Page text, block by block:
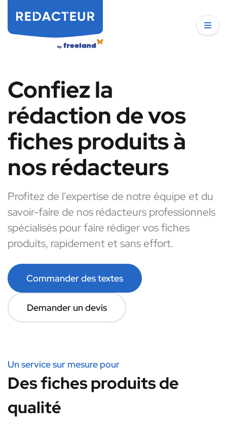
Confiez la
rédaction de vos
fiches produits à
nos rédacteurs
Profitez de l'expertise de notre équipe et du
savoir-faire de nos rédacteurs professionnels
spécialisés pour faire rédiger vos fiches
produits, rapidement et sans effort.
Commander des textes
Demander un devis
Un service sur mesure pour
Des fiches produits de
qualité